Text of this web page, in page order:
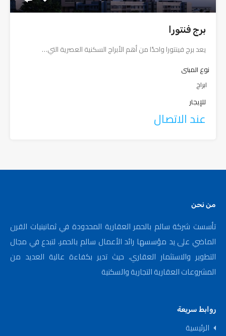
برج فنتورا
يعد برج فينتورا واحدًا من أهم الأبراج السكنية العصرية التي…
نوع المبنى
ابراج
للإيجار
عند الاتصال
من نحن
تأسست شركة سالم بالحمر العقارية المحدودة في ثمانينيات القرن
الماضي على يد مؤسسها رائد الأعمال سالم بالحمر، لتبدع في مجال
التطوير والاستثمار العقاري، حيث تدير بكفاءة عالية العديد من
المشروعات العقارية التجارية والسكنية
روابط سريعة
الرئيسية